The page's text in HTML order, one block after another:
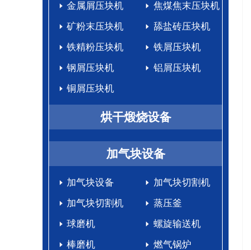
金属屑压块机 焦煤焦末压块机
矿粉末压块机 舔盐砖压块机
铁精粉压块机 铁屑压块机
钢屑压块机 铝屑压块机
铜屑压块机
烘干煅烧设备
加气块设备
加气块设备 加气块切割机
加气块切割机 蒸压釜
球磨机 螺旋输送机
棒磨机 燃气锅炉